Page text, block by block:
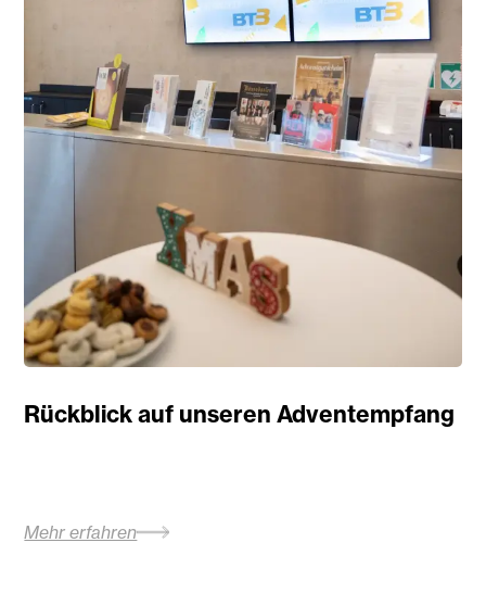
Rückblick auf unseren Adventempfang
Mehr erfahren